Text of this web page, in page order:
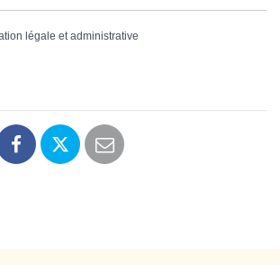
légale et administrative